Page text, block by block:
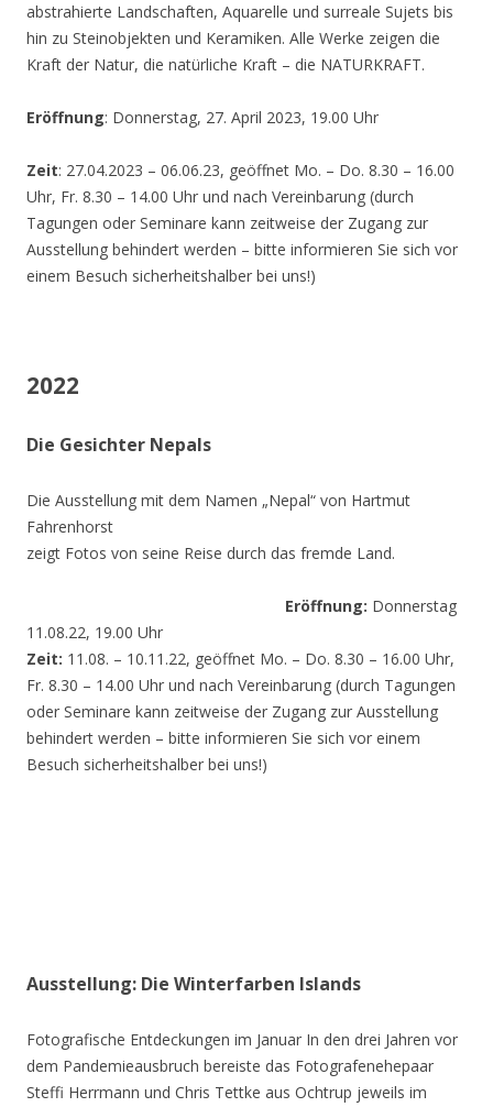
abstrahierte Landschaften, Aquarelle und surreale Sujets bis
hin zu Steinobjekten und Keramiken. Alle Werke zeigen die
Kraft der Natur, die natürliche Kraft – die NATURKRAFT.
Eröffnung: Donnerstag, 27. April 2023, 19.00 Uhr
Zeit: 27.04.2023 – 06.06.23, geöffnet Mo. – Do. 8.30 – 16.00
Uhr, Fr. 8.30 – 14.00 Uhr und nach Vereinbarung (durch
Tagungen oder Seminare kann zeitweise der Zugang zur
Ausstellung behindert werden – bitte informieren Sie sich vor
einem Besuch sicherheitshalber bei uns!)
2022
Die Gesichter Nepals
Die Ausstellung mit dem Namen „Nepal“ von Hartmut
Fahrenhorst
zeigt Fotos von seine Reise durch das fremde Land.
Eröffnung: Donnerstag
11.08.22, 19.00 Uhr
Zeit: 11.08. – 10.11.22, geöffnet Mo. – Do. 8.30 – 16.00 Uhr,
Fr. 8.30 – 14.00 Uhr und nach Vereinbarung (durch Tagungen
oder Seminare kann zeitweise der Zugang zur Ausstellung
behindert werden – bitte informieren Sie sich vor einem
Besuch sicherheitshalber bei uns!)
Ausstellung: Die Winterfarben Islands
Fotografische Entdeckungen im Januar In den drei Jahren vor
dem Pandemieausbruch bereiste das Fotografenehepaar
Steffi Herrmann und Chris Tettke aus Ochtrup jeweils im